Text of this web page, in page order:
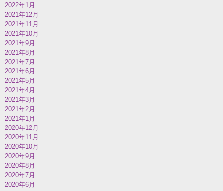
2022年1月
2021年12月
2021年11月
2021年10月
2021年9月
2021年8月
2021年7月
2021年6月
2021年5月
2021年4月
2021年3月
2021年2月
2021年1月
2020年12月
2020年11月
2020年10月
2020年9月
2020年8月
2020年7月
2020年6月